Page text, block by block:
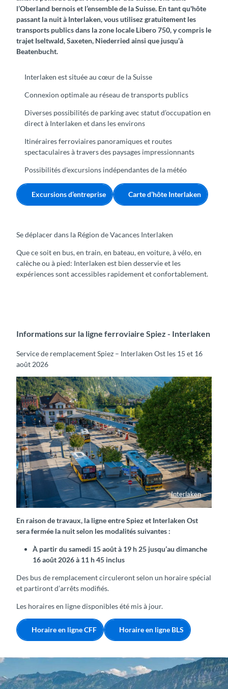
l’Oberland bernois et l’ensemble de la Suisse. En tant qu'hôte
passant la nuit à Interlaken, vous utilisez gratuitement les
transports publics dans la zone locale Libero 750, y compris le
trajet Iseltwald, Saxeten, Niederried ainsi que jusqu’à
Beatenbucht.
Interlaken est située au cœur de la Suisse
Connexion optimale au réseau de transports publics
Diverses possibilités de parking avec statut d’occupation en
direct à Interlaken et dans les environs
Itinéraires ferroviaires panoramiques et routes
spectaculaires à travers des paysages impressionnants
Possibilités d’excursions indépendantes de la météo
Excursions d’entreprise Carte d’hôte Interlaken
Se déplacer dans la Région de Vacances Interlaken
Que ce soit en bus, en train, en bateau, en voiture, à vélo, en
calèche ou à pied: Interlaken est bien desservie et les
expériences sont accessibles rapidement et confortablement.
Informations sur la ligne ferroviaire Spiez - Interlaken
Service de remplacement Spiez – Interlaken Ost les 15 et 16
août 2026
Interlaken
Bahnhof Interlaken West mit Postautos
En raison de travaux, la ligne entre Spiez et Interlaken Ost
sera fermée la nuit selon les modalités suivantes :
À partir du samedi 15 août à 19 h 25 jusqu’au dimanche
16 août 2026 à 11 h 45 inclus
Des bus de remplacement circuleront selon un horaire spécial
et partiront d’arrêts modifiés.
Les horaires en ligne disponibles été mis à jour.
Horaire en ligne CFF Horaire en ligne BLS